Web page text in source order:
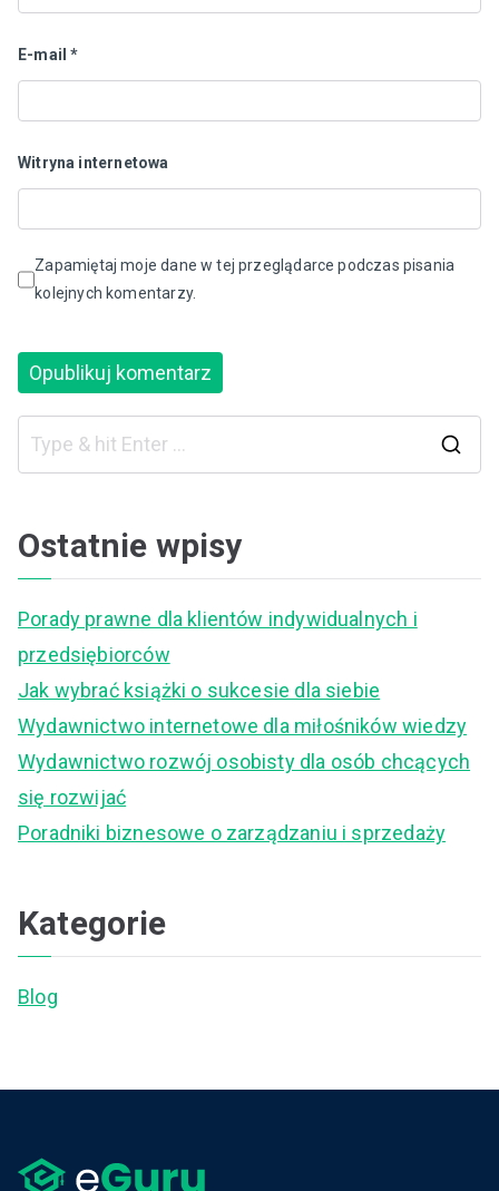
E-mail*
Witryna internetowa
Zapamiętaj moje dane w tej przeglądarce podczas pisania
kolejnych komentarzy.
Ostatnie wpisy
Porady prawne dla klientów indywidualnych i
przedsiębiorców
Jak wybrać książki o sukcesie dla siebie
Wydawnictwo internetowe dla miłośników wiedzy
Wydawnictwo rozwój osobisty dla osób chcących
się rozwijać
Poradniki biznesowe o zarządzaniu i sprzedaży
Kategorie
Blog